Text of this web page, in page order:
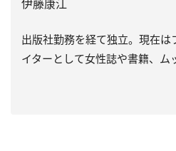
伊藤康江
出版社勤務を経て独立。現在は
イターとして女性誌や書籍、ム